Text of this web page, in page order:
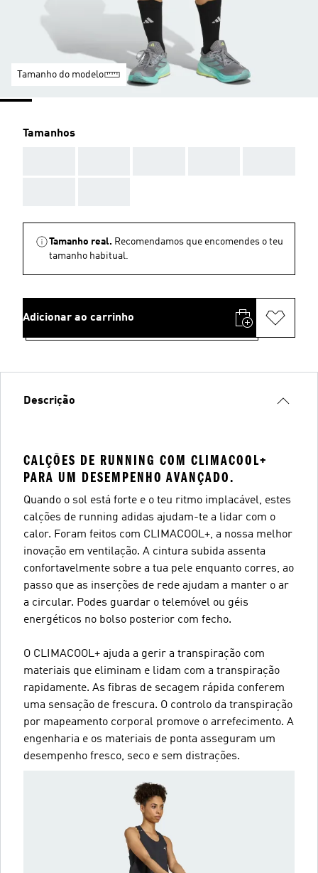
Tamanho do modelo
Tamanhos
Tamanho real. Recomendamos que encomendes o teu
tamanho habitual.
Adicionar ao carrinho
Descrição
CALÇÕES DE RUNNING COM CLIMACOOL+
PARA UM DESEMPENHO AVANÇADO.
Quando o sol está forte e o teu ritmo implacável, estes
calções de running adidas ajudam-te a lidar com o
calor. Foram feitos com CLIMACOOL+, a nossa melhor
inovação em ventilação. A cintura subida assenta
confortavelmente sobre a tua pele enquanto corres, ao
passo que as inserções de rede ajudam a manter o ar
a circular. Podes guardar o telemóvel ou géis
energéticos no bolso posterior com fecho.
O CLIMACOOL+ ajuda a gerir a transpiração com
materiais que eliminam e lidam com a transpiração
rapidamente. As fibras de secagem rápida conferem
uma sensação de frescura. O controlo da transpiração
por mapeamento corporal promove o arrefecimento. A
engenharia e os materiais de ponta asseguram um
desempenho fresco, seco e sem distrações.